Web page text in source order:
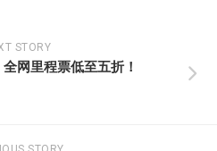
STORY
网里程票低至五折！